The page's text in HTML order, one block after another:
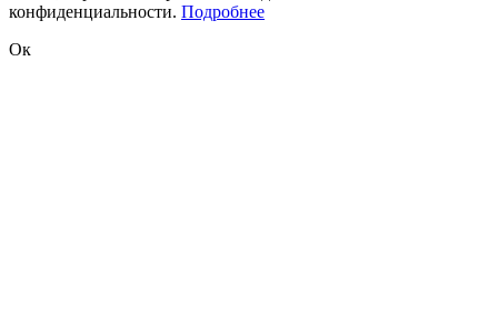
конфиденциальности. Подробнее
Ок